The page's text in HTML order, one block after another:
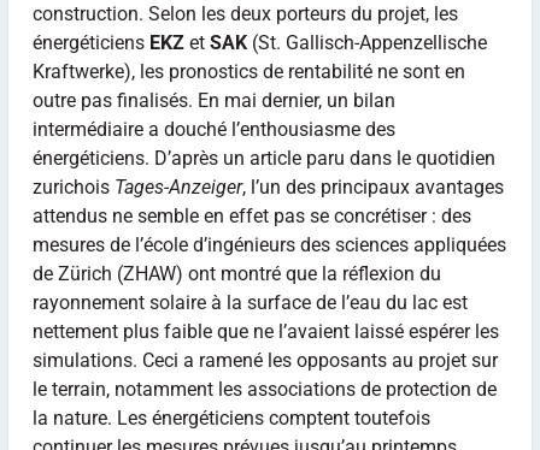
construction. Selon les deux porteurs du projet, les
énergéticiens EKZet SAK(St. Gallisch-Appenzellische
Kraftwerke), les pronostics de rentabilité ne sont en
outre pas finalisés. En mai dernier, un bilan
intermédiaire a douché l’enthousiasme des
énergéticiens. D’après un article paru dans le quotidien
zurichois Tages-Anzeiger, l’un des principaux avantages
attendus ne semble en effet pas se concrétiser : des
mesures de l’école d’ingénieurs des sciences appliquées
de Zürich (ZHAW) ont montré que la réflexion du
rayonnement solaire à la surface de l’eau du lac est
nettement plus faible que ne l’avaient laissé espérer les
simulations. Ceci a ramené les opposants au projet sur
le terrain, notamment les associations de protection de
la nature. Les énergéticiens comptent toutefois